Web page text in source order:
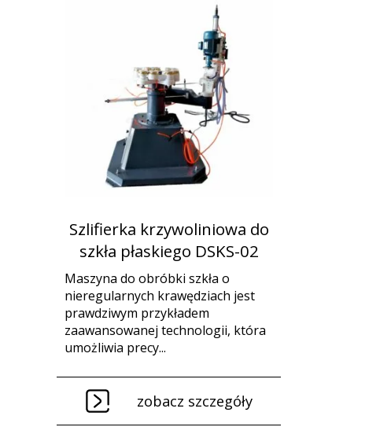
Szlifierka krzywoliniowa do
szkła płaskiego DSKS-02
Maszyna do obróbki szkła o
nieregularnych krawędziach jest
prawdziwym przykładem
zaawansowanej technologii, która
umożliwia precy...
zobacz szczegóły